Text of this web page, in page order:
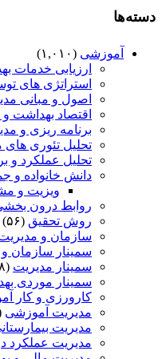
دسته‌ها
آموزشی (۱,۰۱۰)
ارزیابی خدمات
استراتژی های
اصول و مبانی
اقتصاد بهداشت
برنامه ریزی و
تحلیل تئوری های
تحلیل عملکرد و
دانش خانواده و
ویزیت و
روابط درون
روش تحقیق (۵۶)
سازمان و
سمینار سازمان
سمینار مدیریت (۸۸)
سمینار موردی
کارورزی و کار
مدیریت آموزشی
مدیریت
مدیریت عملکرد